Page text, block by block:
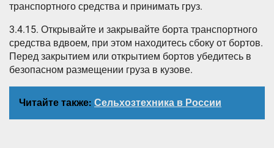
транспортного средства и принимать груз.
3.4.15. Открывайте и закрывайте борта транспортного
средства вдвоем, при этом находитесь сбоку от бортов.
Перед закрытием или открытием бортов убедитесь в
безопасном размещении груза в кузове.
Читайте также: Сельхозтехника в России